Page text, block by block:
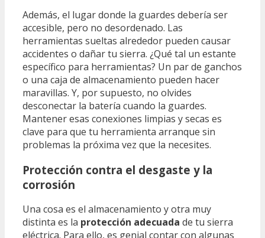
Además, el lugar donde la guardes debería ser
accesible, pero no desordenado. Las
herramientas sueltas alrededor pueden causar
accidentes o dañar tu sierra. ¿Qué tal un estante
específico para herramientas? Un par de ganchos
o una caja de almacenamiento pueden hacer
maravillas. Y, por supuesto, no olvides
desconectar la batería cuando la guardes.
Mantener esas conexiones limpias y secas es
clave para que tu herramienta arranque sin
problemas la próxima vez que la necesites.
Protección contra el desgaste y la
corrosión
Una cosa es el almacenamiento y otra muy
distinta es la protección adecuada de tu sierra
eléctrica. Para ello, es genial contar con algunas